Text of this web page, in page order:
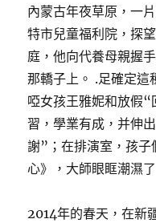
內蒙古年夜草原，一
特市兒童福利院，探
庭，他向代養母親握
那轎子上。 .足確定這
啞女孩王雅妮和放假
習，學業有成，并伸
謝”；在排演室，孩
心》，大師眼眶潮濕了
2014年的春天，在新